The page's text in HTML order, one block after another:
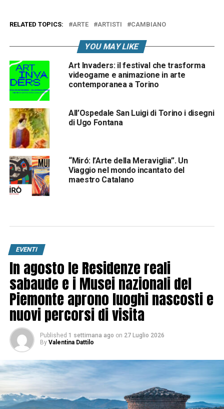
RELATED TOPICS: ARTE ARTISTI CAMBIANO
YOU MAY LIKE
Art Invaders: il festival che trasforma
videogame e animazione in arte
contemporanea a Torino
All’Ospedale San Luigi di Torino i disegni
di Ugo Fontana
“Miró: l’Arte della Meraviglia”. Un
Viaggio nel mondo incantato del
maestro Catalano
EVENTI
In agosto le Residenze reali
sabaude e i Musei nazionali del
Piemonte aprono luoghi nascosti e
nuovi percorsi di visita
Published 1 settimana ago on 27 Luglio 2026
By Valentina Dattilo